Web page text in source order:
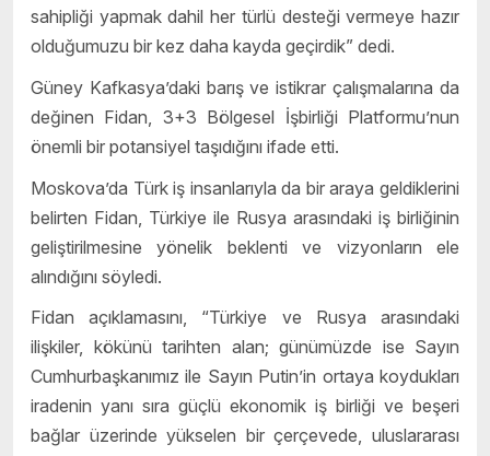
sahipliği yapmak dahil her türlü desteği vermeye hazır
olduğumuzu bir kez daha kayda geçirdik” dedi.
Güney Kafkasya’daki barış ve istikrar çalışmalarına da
değinen Fidan, 3+3 Bölgesel İşbirliği Platformu’nun
önemli bir potansiyel taşıdığını ifade etti.
Moskova’da Türk iş insanlarıyla da bir araya geldiklerini
belirten Fidan, Türkiye ile Rusya arasındaki iş birliğinin
geliştirilmesine yönelik beklenti ve vizyonların ele
alındığını söyledi.
Fidan açıklamasını, “Türkiye ve Rusya arasındaki
ilişkiler, kökünü tarihten alan; günümüzde ise Sayın
Cumhurbaşkanımız ile Sayın Putin’in ortaya koydukları
iradenin yanı sıra güçlü ekonomik iş birliği ve beşeri
bağlar üzerinde yükselen bir çerçevede, uluslararası